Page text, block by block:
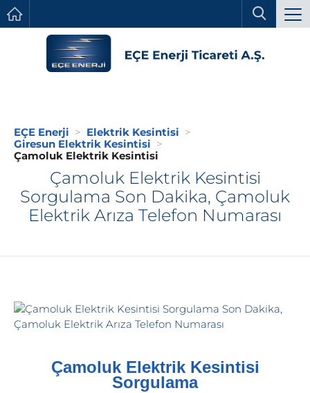
EÇE Enerji
Elektrik Kesintisi
Giresun Elektrik Kesintisi
Çamoluk Elektrik Kesintisi
Çamoluk Elektrik Kesintisi
Sorgulama Son Dakika, Çamoluk
Elektrik Arıza Telefon Numarası
Çamoluk Elektrik Kesintisi
Sorgulama